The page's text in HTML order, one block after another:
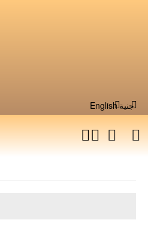
جنية English